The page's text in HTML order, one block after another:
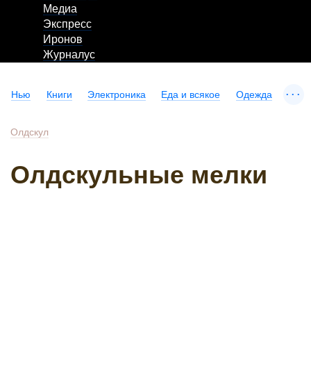
Медиа
Экспресс
Иронов
Журналус
Нью Книги Электроника Еда и всякое Одежда ...
Олдскул
Олдскульные мелки